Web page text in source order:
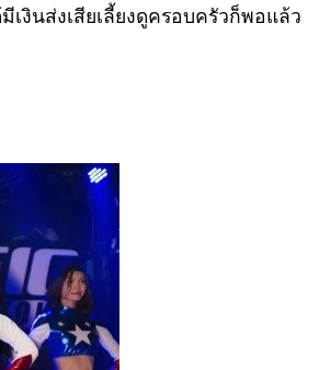
งินส่งเสียเลี้ยงดูครอบครัวก็พอแล้ว